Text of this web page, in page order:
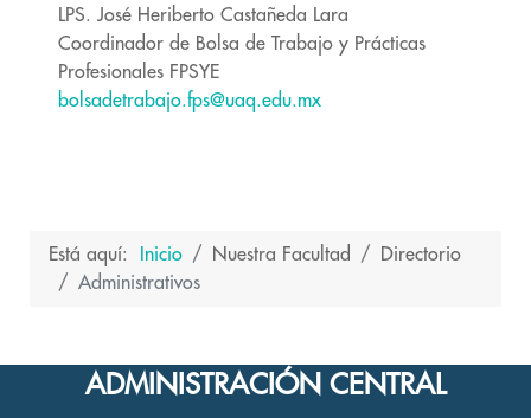
LPS. José Heriberto Castañeda Lara
Coordinador de Bolsa de Trabajo y Prácticas
Profesionales FPSYE
bolsadetrabajo.fps@uaq.edu.mx
Está aquí: Inicio Nuestra Facultad
Directorio
Administrativos
ADMINISTRACIÓN CENTRAL